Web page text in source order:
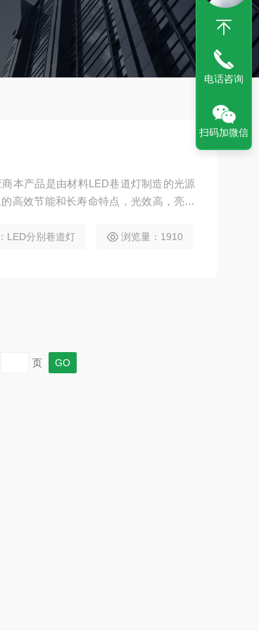
本产品是由材料LED巷道灯制造的光源
高效节能和长寿命特点，光效高，亮度
LED分别巷道灯 浏览量：1910
页
电话咨询
扫码加微信